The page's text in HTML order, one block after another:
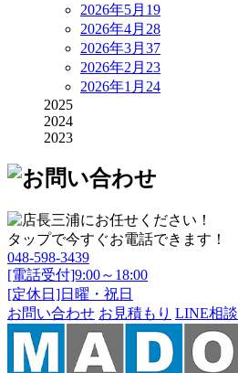
2026年5月 19
2026年4月 28
2026年3月 37
2026年2月 23
2026年1月 24
2025
2024
2023
タップで今すぐお電話できます！
048-598-3439
[電話受付]9:00～18:00
[定休日]日曜・祝日
お問い合わせ お見積もり LINE相談